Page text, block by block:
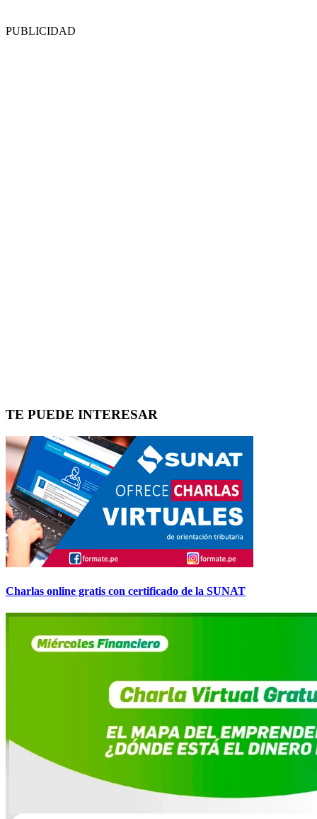
PUBLICIDAD
TE PUEDE INTERESAR
Charlas online gratis con certificado de la SUNAT